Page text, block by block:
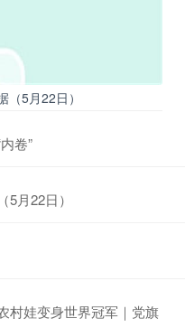
机载（600372）审议2026年
报收于13.22元，较上
：官方公布维权进展 重申追
法务部今日公开发文表态，
5月22日）
卷”
月22日）
村娃变身世界冠军｜党旗